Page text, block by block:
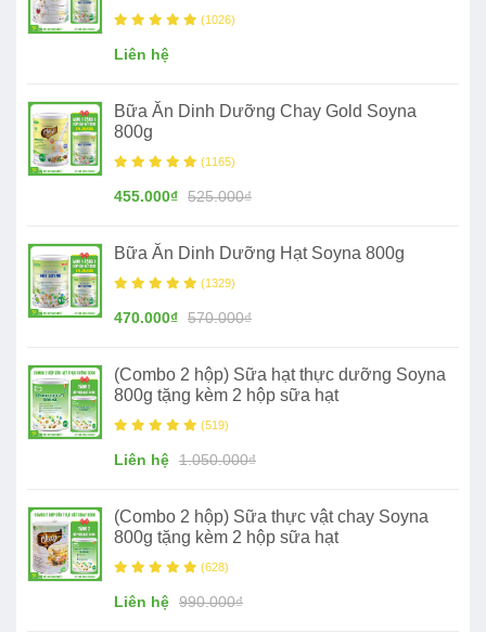
(1026)
Liên hệ
Bữa Ăn Dinh Dưỡng Chay Gold Soyna
800g
(1165)
455.000₫ 525.000₫
Bữa Ăn Dinh Dưỡng Hạt Soyna 800g
(1329)
470.000₫ 570.000₫
(Combo 2 hộp) Sữa hạt thực dưỡng Soyna
800g tặng kèm 2 hộp sữa hạt
(519)
Liên hệ 1.050.000₫
(Combo 2 hộp) Sữa thực vật chay Soyna
800g tặng kèm 2 hộp sữa hạt
(628)
Liên hệ 990.000₫